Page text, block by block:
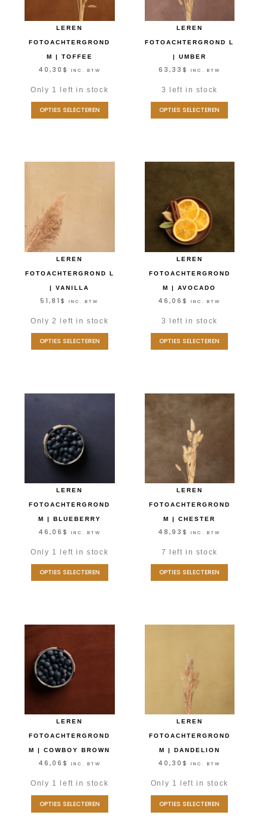
LEREN
FOTOACHTERGROND
M | TOFFEE
40,30 $ INC. BTW
Only 1 left in stock
OPTIES SELECTEREN
LEREN
FOTOACHTERGROND L
| UMBER
63,33 $ INC. BTW
3 left in stock
OPTIES SELECTEREN
LEREN
FOTOACHTERGROND L
| VANILLA
51,81 $ INC. BTW
Only 2 left in stock
OPTIES SELECTEREN
LEREN
FOTOACHTERGROND
M | AVOCADO
46,06 $ INC. BTW
3 left in stock
OPTIES SELECTEREN
LEREN
FOTOACHTERGROND
M | BLUEBERRY
46,06 $ INC. BTW
Only 1 left in stock
OPTIES SELECTEREN
LEREN
FOTOACHTERGROND
M | CHESTER
48,93 $ INC. BTW
7 left in stock
OPTIES SELECTEREN
LEREN
FOTOACHTERGROND
M | COWBOY BROWN
46,06 $ INC. BTW
Only 1 left in stock
OPTIES SELECTEREN
LEREN
FOTOACHTERGROND
M | DANDELION
40,30 $ INC. BTW
Only 1 left in stock
OPTIES SELECTEREN